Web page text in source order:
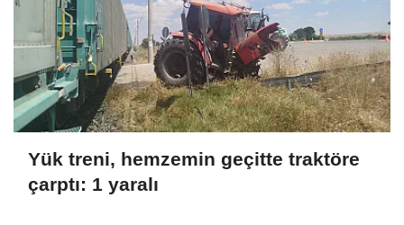
Yük treni, hemzemin geçitte traktöre
çarptı: 1 yaralı